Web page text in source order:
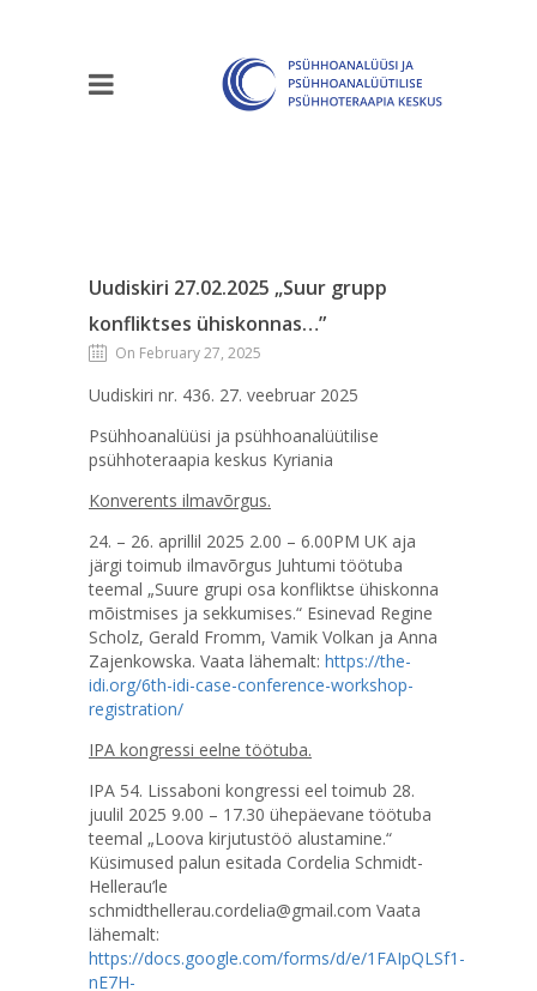
Uudiskiri 27.02.2025 „Suur grupp
konfliktses ühiskonnas…”
On February 27, 2025
Uudiskiri nr. 436. 27. veebruar 2025
Psühhoanalüüsi ja psühhoanalüütilise
psühhoteraapia keskus Kyriania
Konverents ilmavõrgus.
24. – 26. aprillil 2025 2.00 – 6.00PM UK aja
järgi toimub ilmavõrgus Juhtumi töötuba
teemal „Suure grupi osa konfliktse ühiskonna
mõistmises ja sekkumises.“ Esinevad Regine
Scholz, Gerald Fromm, Vamik Volkan ja Anna
Zajenkowska. Vaata lähemalt: https://the-
idi.org/6th-idi-case-conference-workshop-
registration/
IPA kongressi eelne töötuba.
IPA 54. Lissaboni kongressi eel toimub 28.
juulil 2025 9.00 – 17.30 ühepäevane töötuba
teemal „Loova kirjutustöö alustamine.“
Küsimused palun esitada Cordelia Schmidt-
Hellerau’le
schmidthellerau.cordelia@gmail.com Vaata
lähemalt:
https://docs.google.com/forms/d/e/1FAIpQLSf1-
nE7H-